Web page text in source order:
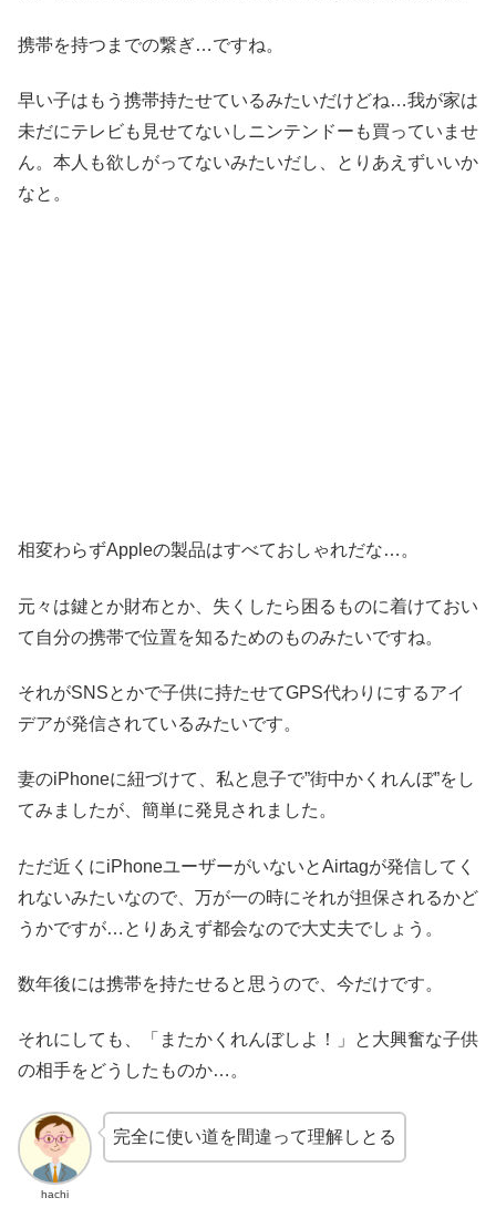
携帯を持つまでの繋ぎ…ですね。
早い子はもう携帯持たせているみたいだけどね…我が家は
未だにテレビも見せてないしニンテンドーも買っていませ
ん。本人も欲しがってないみたいだし、とりあえずいいか
なと。
相変わらずAppleの製品はすべておしゃれだな…。
元々は鍵とか財布とか、失くしたら困るものに着けておい
て自分の携帯で位置を知るためのものみたいですね。
それがSNSとかで子供に持たせてGPS代わりにするアイ
デアが発信されているみたいです。
妻のiPhoneに紐づけて、私と息子で”街中かくれんぼ”をし
てみましたが、簡単に発見されました。
ただ近くにiPhoneユーザーがいないとAirtagが発信してく
れないみたいなので、万が一の時にそれが担保されるかど
うかですが…とりあえず都会なので大丈夫でしょう。
数年後には携帯を持たせると思うので、今だけです。
それにしても、「またかくれんぼしよ！」と大興奮な子供
の相手をどうしたものか…。
hachi
完全に使い道を間違って理解しとる